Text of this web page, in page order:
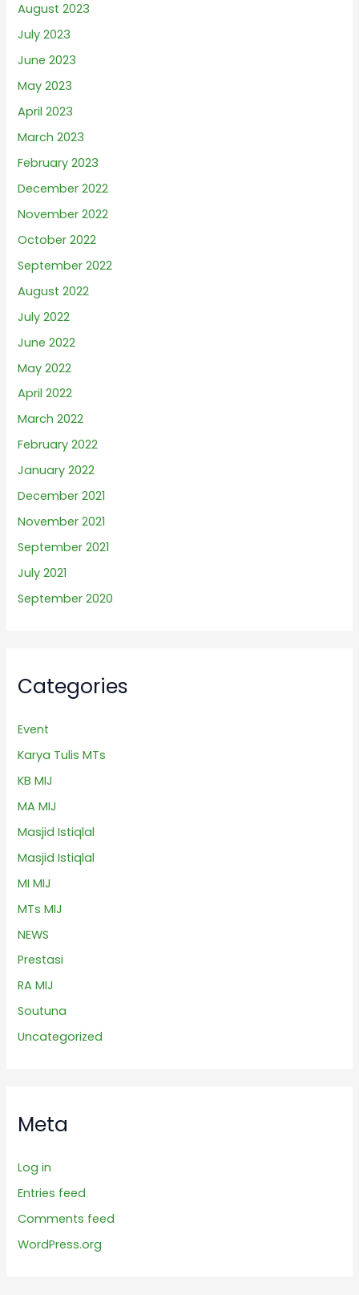
August 2023
July 2023
June 2023
May 2023
April 2023
March 2023
February 2023
December 2022
November 2022
October 2022
September 2022
August 2022
July 2022
June 2022
May 2022
April 2022
March 2022
February 2022
January 2022
December 2021
November 2021
September 2021
July 2021
September 2020
Categories
Event
Karya Tulis MTs
KB MIJ
MA MIJ
Masjid Istiqlal
Masjid Istiqlal
MI MIJ
MTs MIJ
NEWS
Prestasi
RA MIJ
Soutuna
Uncategorized
Meta
Log in
Entries feed
Comments feed
WordPress.org